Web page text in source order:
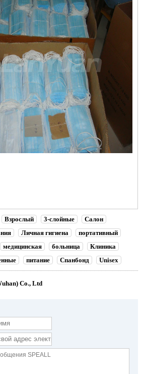
Взрослый 3-слойные
Салон
Личная гигиена
портативный
медицинская больница
Клиника
питание Спанбонд Unisex
Co., Ltd